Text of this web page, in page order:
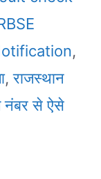
,
,राजस्थान
नंबर से ऐसे